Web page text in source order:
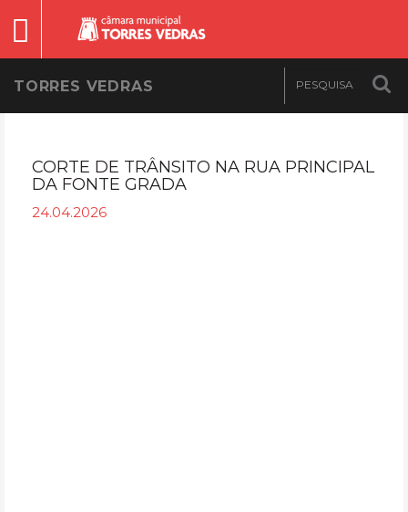
TORRES VEDRAS
CORTE DE TRÂNSITO NA RUA PRINCIPAL
DA FONTE GRADA
24.04.2026